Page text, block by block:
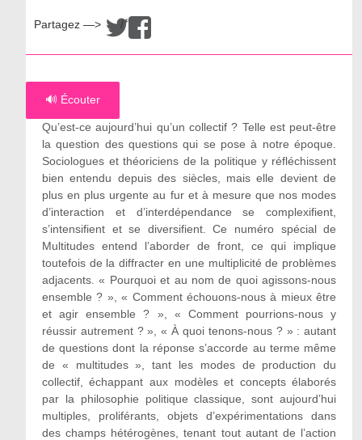
Partagez —> /
🔊 Écouter
Qu’est-ce aujourd’hui qu’un collectif ? Telle est peut-être
la question des questions qui se pose à notre époque.
Sociologues et théoriciens de la politique y réfléchissent
bien entendu depuis des siècles, mais elle devient de
plus en plus urgente au fur et à mesure que nos modes
d’interaction et d’interdépendance se complexifient,
s’intensifient et se diversifient. Ce numéro spécial de
Multitudes entend l’aborder de front, ce qui implique
toutefois de la diffracter en une multiplicité de problèmes
adjacents. « Pourquoi et au nom de quoi agissons-nous
ensemble ? », « Comment échouons-nous à mieux être
et agir ensemble ? », « Comment pourrions-nous y
réussir autrement ? », « À quoi tenons-nous ? » : autant
de questions dont la réponse s’accorde au terme même
de « multitudes », tant les modes de production du
collectif, échappant aux modèles et concepts élaborés
par la philosophie politique classique, sont aujourd’hui
multiples, proliférants, objets d’expérimentations dans
des champs hétérogènes, tenant tout autant de l’action